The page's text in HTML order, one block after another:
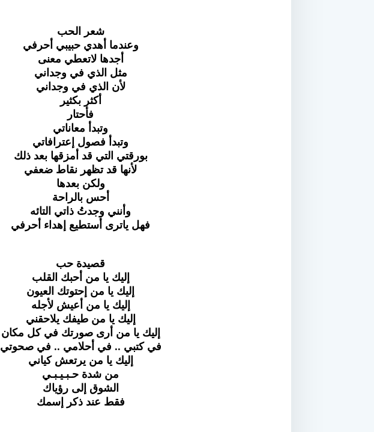
شعر الحب
وعندما أهدي حبيبي أحرفي
أجدها لاتعطي معنى
مثل الذي في وجداني
لأن الذي في وجداني
أكثر بكثير
فأحتار
وتبدأ معاناتي
وتبدأ فصول إعترافاتي
بورقتي التي قد أمزقها بعد ذلك
لأنها قد تظهر نقاط ضعفي
ولكن بعدها
أحس بالراحة
وأنني وجدتُ ذاتي التائه
فهل ياترى أستطيع إهداء أحرفي
قصيدة حب
إليك يا من أحبك القلب
إليك يا من إحتوتك العيون
إليك يا من أعيش لأجله
إليك يا من طيفك يلاحقني
إليك يا من أرى صورتك في كل مكان
في كتبي .. في أحلامي .. في صحوتي
إليك يا من يرتعش كياني
من شدة حـبـيـبـي
الشوق إلى رؤياك
فقط عند ذكر إسمك